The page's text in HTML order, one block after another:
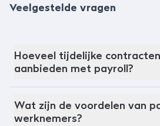
Veelgestelde vragen
Hoeveel tijdelijke
aanbieden met payroll?
Wat zijn de voordelen van
werknemers?